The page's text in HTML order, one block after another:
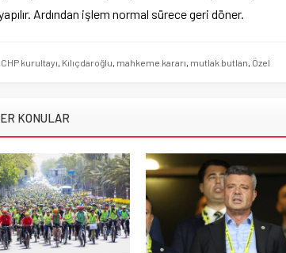
Ardından işlem normal sürece geri döner.
CHP kurultayı Kılıçdaroğlu mahkeme kararı mutlak butlan Özel
KONULAR